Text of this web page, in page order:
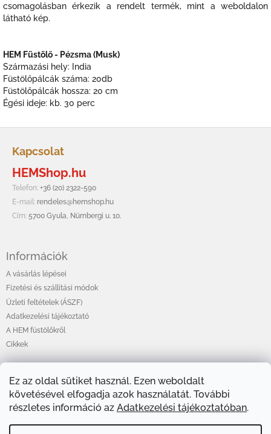
Ez az oldal sütiket használ. Ezen weboldalt
követésével elfogadja azok használatát. További
részletes információ az Adatkezelési tájékoztatóban.
csomagolásban érkezik a rendelt termék, mint a weboldalon
látható kép.
HEM Füstölő - Pézsma (Musk)
Származási hely: India
Füstölőpálcák száma: 20db
Füstölőpálcák hossza: 20 cm
Égési ideje: kb. 30 perc
Kapcsolat
HEMShop.hu
Telefon: +36 (20) 2322-590
E-mail: rendeles@hemshop.hu
Cím: 5700 Gyula, Nürnbergi u. 10.
Információk
A vásárlás lépései
Fizetési és szállítási módok
Üzleti feltételek (ÁSZF)
Adatkezelési tájékoztató
A HEM füstölőkről
Cikkek
Online fizetési lehetőséget biztosítunk